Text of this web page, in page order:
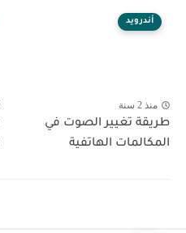
أندرويد
منذ 2 سنة
طريقة تغيير الصوت في
المكالمات الهاتفية